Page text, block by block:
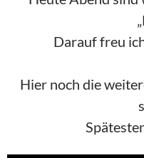
Darauf freu
Hier noch die